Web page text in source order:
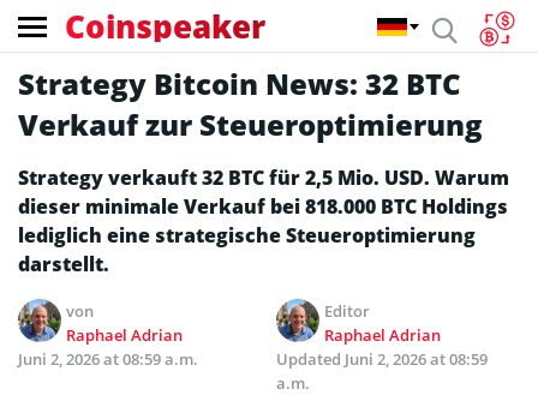
Coinspeaker
Strategy Bitcoin News: 32 BTC
Verkauf zur Steueroptimierung
Strategy verkauft 32 BTC für 2,5 Mio. USD. Warum
dieser minimale Verkauf bei 818.000 BTC Holdings
lediglich eine strategische Steueroptimierung
darstellt.
von
Raphael Adrian
Editor
Raphael Adrian
Juni 2, 2026 at 08:59 a.m.
Updated Juni 2, 2026 at 08:59
a.m.